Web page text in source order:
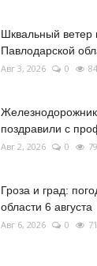
Шквальный ветер
Павлодарской
Авг 3, 2026 0
поздравили с
Авг 2, 2026 0
Гроза и град:
области 6 августа
Авг 6, 2026 0